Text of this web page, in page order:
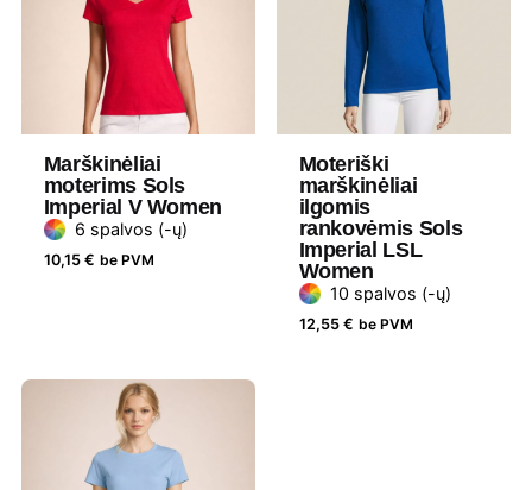
poliesteris
Gramatūra /
160-170 g/m²
Standartinis
Prekės
ženklas
ID Identity
Marškinėliai
moterims Sols
Imperial V Women
6 spalvos (-ų)
10,15 € be PVM
Moteriški
marškinėliai
ilgomis
rankovėmis Sols
Imperial LSL
Women
10 spalvos (-ų)
12,55 € be PVM